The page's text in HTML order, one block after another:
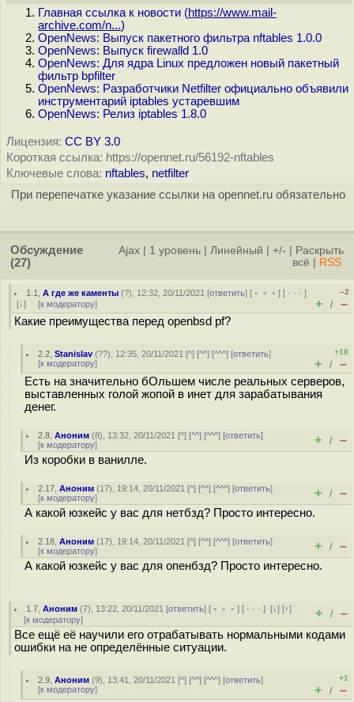
Главная ссылка к новости (https://www.mail-
archive.com/n...)
OpenNews: Выпуск пакетного фильтра nftables 1.0.0
OpenNews: Выпуск firewalld 1.0
OpenNews: Для ядра Linux предложен новый пакетный
фильтр bpfilter
OpenNews: Разработчики Netfilter официально объявили
инструментарий iptables устаревшим
OpenNews: Релиз iptables 1.8.0
Лицензия: CC BY 3.0
Короткая ссылка: https://opennet.ru/56192-nftables
Ключевые слова: nftables, netfilter
При перепечатке указание ссылки на opennet.ru обязательно
Обсуждение
(27)
Ajax 1 уровень Линейный +/-
Раскрыть
всё
RSS
1.1 ,А где же каменты (?), 12:32, 20/11/2021 [ответить] [ ﹢﹢﹢] [ · · ·]
[↓] [к модератору]
–2
+ / –
Какие преимущества перед openbsd pf?
2.2 ,Stanislav (??), 12:35, 20/11/2021 [^] [^^] [^^^] [ответить]
[к модератору]
+18
+ / –
Есть на значительно бОльшем числе реальных серверов,
выставленных голой жопой в инет для зарабатывания
денег.
2.8 ,Аноним (8), 13:32, 20/11/2021 [^] [^^] [^^^] [ответить]
[к модератору] + / –
Из коробки в ванилле.
2.17 ,Аноним (17), 19:14, 20/11/2021 [^] [^^] [^^^] [ответить]
[к модератору] + / –
А какой юзкейс у вас для нетбзд? Просто интересно.
2.18 ,Аноним (17), 19:14, 20/11/2021 [^] [^^] [^^^] [ответить]
[к модератору] + / –
А какой юзкейс у вас для опенбзд? Просто интересно.
1.7 ,Аноним (7), 13:22, 20/11/2021 [ответить] [ ﹢﹢﹢] [ · · ·][↓] [↑]
[к модератору] + / –
Все ещё её научили его отрабатывать нормальными кодами
ошибки на не определённые ситуации.
2.9 ,Аноним (9), 13:41, 20/11/2021 [^] [^^] [^^^] [ответить]
[к модератору]
+1
+ / –